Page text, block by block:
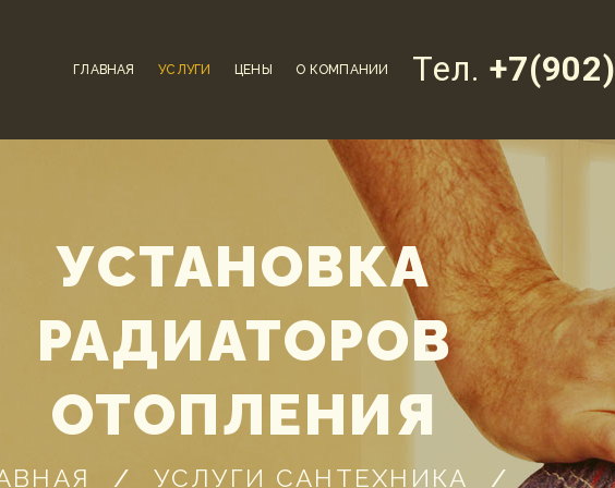
ГЛАВНАЯ УСЛУГИ ЦЕНЫ О КОМПАНИИ Тел.
УСТАНОВКА
РАДИАТОРОВ
ОТОПЛЕНИЯ
УСЛУГИ САНТЕХНИКА